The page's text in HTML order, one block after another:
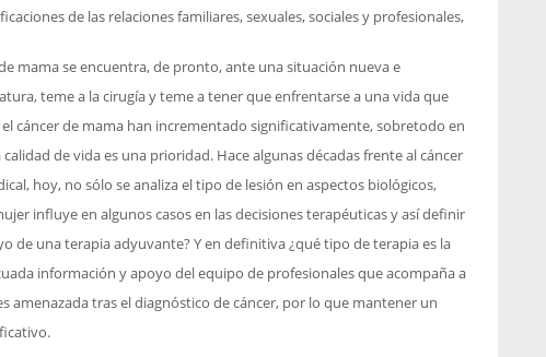
de las relaciones familiares, sexuales, sociales y profesionales,
mama se encuentra, de pronto, ante una situación nueva e
teme a la cirugía y teme a tener que enfrentarse a una vida que
cáncer de mama han incrementado significativamente, sobretodo en
de vida es una prioridad. Hace algunas décadas frente al cáncer
hoy, no sólo se analiza el tipo de lesión en aspectos biológicos,
influye en algunos casos en las decisiones terapéuticas y así definir
de una terapia adyuvante? Y en definitiva ¿qué tipo de terapia es la
información y apoyo del equipo de profesionales que acompaña a
amenazada tras el diagnóstico de cáncer, por lo que mantener un